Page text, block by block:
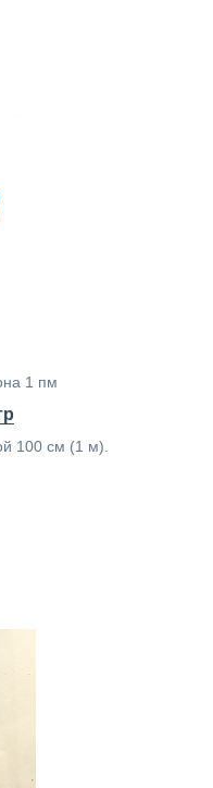
1 пм
100 см (1 м).